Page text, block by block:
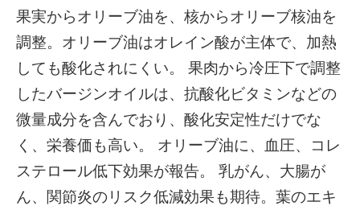
果実からオリーブ油を、核からオリーブ核油を
調整。オリーブ油はオレイン酸が主体で、加熱
しても酸化されにくい。 果肉から冷圧下で調整
したバージンオイルは、抗酸化ビタミンなどの
微量成分を含んでおり、酸化安定性だけでな
く、栄養価も高い。 オリーブ油に、血圧、コレ
ステロール低下効果が報告。 乳がん、大腸が
ん、関節炎のリスク低減効果も期待。葉のエキ